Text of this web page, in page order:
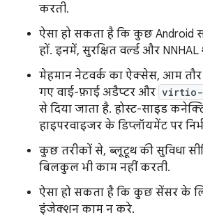
करती.
ऐसा हो सकता है कि कुछ Android
हों. इनमें, सुरक्षित वर्ल्ड और
मेहमान नेटवर्क का ऐक्सेस, आम
गए वाई-फ़ाई अडैप्टर और virtio-
से दिया जाता है. होस्ट-साइड
हाइपरवाइजर के डिप्लॉयमेंट पर
कुछ तरीकों से, ब्लूटूथ की सुविधा
बिलकुल भी काम नहीं करती.
ऐसा हो सकता है कि कुछ सेंसर के
इंजेक्शन काम न करे.